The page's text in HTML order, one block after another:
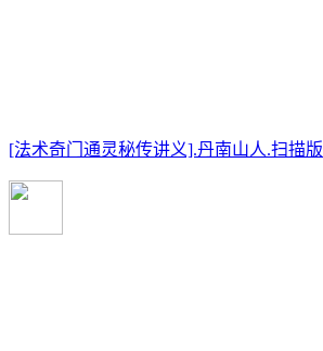
[法术奇门通灵秘传讲义].丹南山人.扫描版